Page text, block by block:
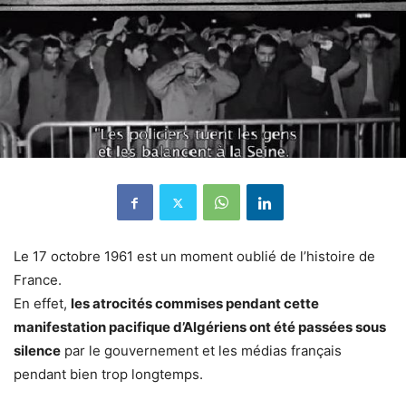
Le 17 octobre 1961 est un moment oublié de l’histoire de
France.
En effet, les atrocités commises pendant cette
manifestation pacifique d’Algériens ont été passées sous
silence par le gouvernement et les médias français
pendant bien trop longtemps.